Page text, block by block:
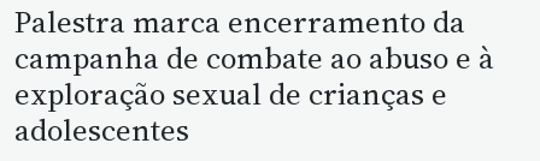
Palestra marca encerramento da
campanha de combate ao abuso e à
exploração sexual de crianças e
adolescentes